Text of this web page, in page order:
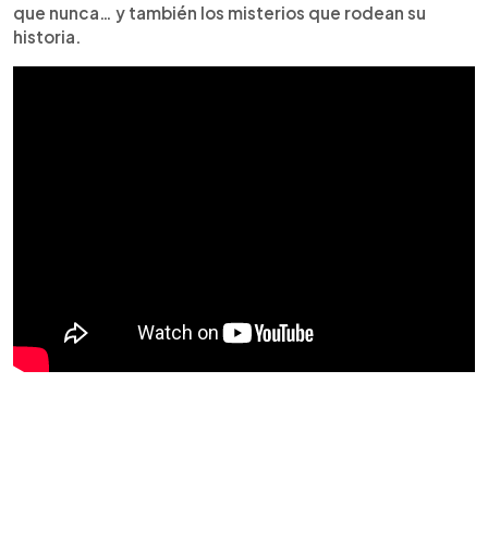
que nunca… y también los misterios que rodean su
historia.